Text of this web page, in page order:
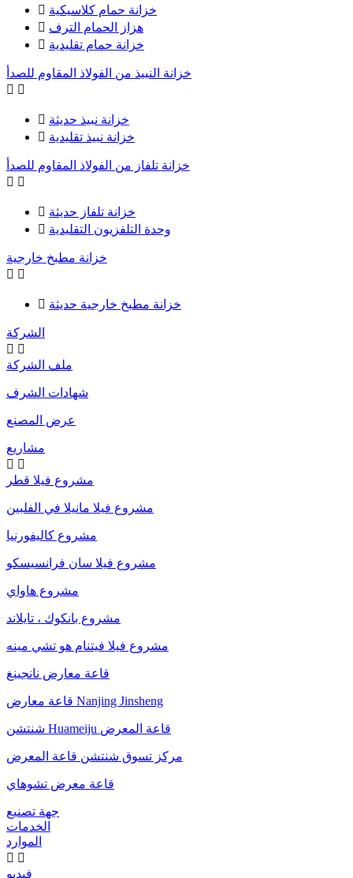
 خزانة حمام كلاسيكية
 هزاز الحمام الترف
 خزانة حمام تقليدية
خزانة النبيذ من الفولاذ المقاوم للصدأ
 
 خزانة نبيذ حديثة
 خزانة نبيذ تقليدية
خزانة تلفاز من الفولاذ المقاوم للصدأ
 
 خزانة تلفاز حديثة
 وحدة التلفزيون التقليدية
خزانة مطبخ خارجية
 
 خزانة مطبخ خارجية حديثة
الشركة
 
ملف الشركة
شهادات الشرف
عرض المصنع
مشاريع
 
مشروع فيلا قطر
مشروع فيلا مانيلا في الفلبين
مشروع كاليفورنيا
مشروع فيلا سان فرانسيسكو
مشروع هاواي
مشروع بانكوك ، تايلاند
مشروع فيلا فيتنام هو تشي مينه
قاعة معارض نانجينغ
قاعة معارض Nanjing Jinsheng
شنتشن Huameiju قاعة المعرض
مركز تسوق شنتشن قاعة المعرض
قاعة معرض تشوهاي
جهة تصنيع
الخدمات
الموارد
 
فيديو